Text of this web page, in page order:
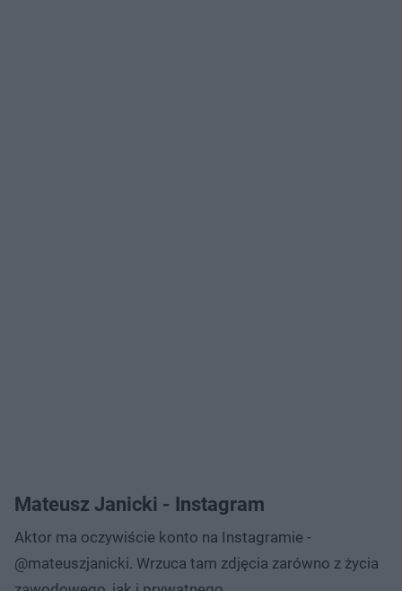
Mateusz Janicki - Instagram
Aktor ma oczywiście konto na Instagramie -
@mateuszjanicki. Wrzuca tam zdjęcia zarówno z życia